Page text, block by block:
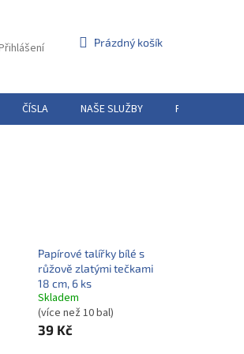
NÁKUPNÍ
Prázdný košík
ČÍSLA NAŠE SLUŽBY PŮJČOVNA
Papírové talířky bílé s
růžově zlatými tečkami
18 cm, 6 ks
Skladem
(více než 10 bal)
39 Kč